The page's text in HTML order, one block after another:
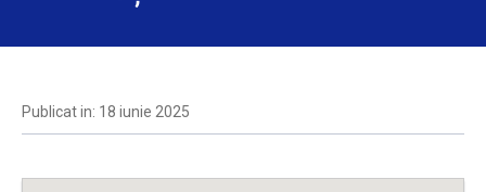
Publicat in: 18 iunie 2025